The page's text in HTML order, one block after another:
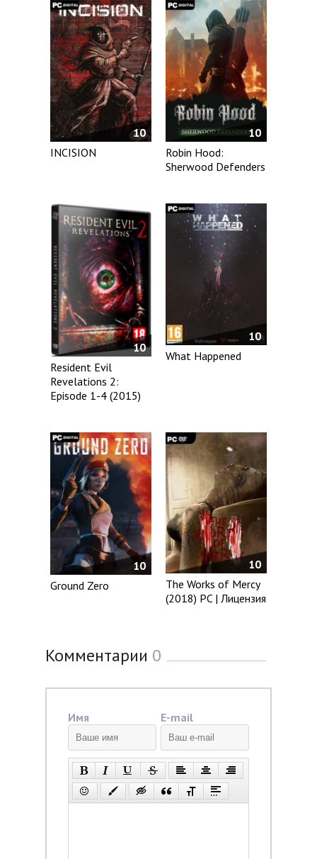
10
INCISION
10
Robin Hood:
Sherwood Defenders
10
Resident Evil
Revelations 2:
Episode 1-4 (2015)
10
What Happened
10
Ground Zero
10
The Works of Mercy
(2018) PC | Лицензия
Комментарии 0
Имя E-mail